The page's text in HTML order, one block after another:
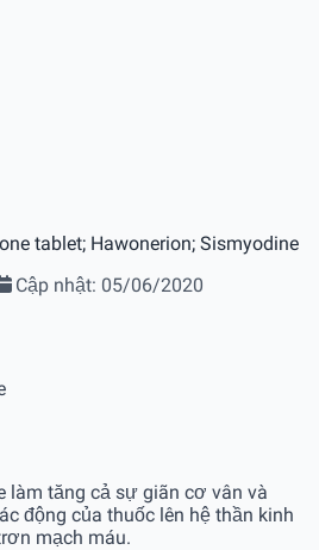
tablet; Hawonerion; Sismyodine
Cập nhật: 05/06/2020
làm tăng cả sự giãn cơ vân và
động của thuốc lên hệ thần kinh
mạch máu.